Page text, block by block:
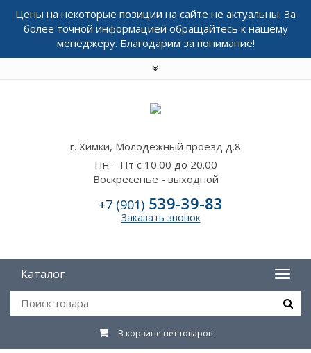
Цены на некоторые позиции на сайте не актуальны. За
более точной информацией обращайтесь к нашему
менеджеру. Благодарим за понимание!
г. Химки, Молодежный проезд д.8
Пн – Пт с 10.00 до 20.00
Воскресенье - выходной
+7 (901) 539-39-83
Заказать звонок
Каталог
В корзине нет товаров